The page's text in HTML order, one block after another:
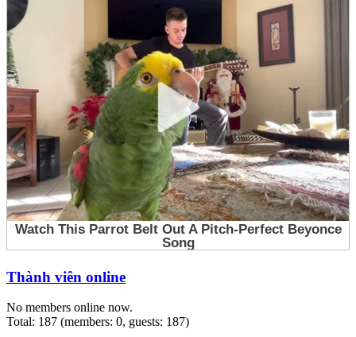
Thành viên online
No members online now.
Total: 187 (members: 0, guests: 187)